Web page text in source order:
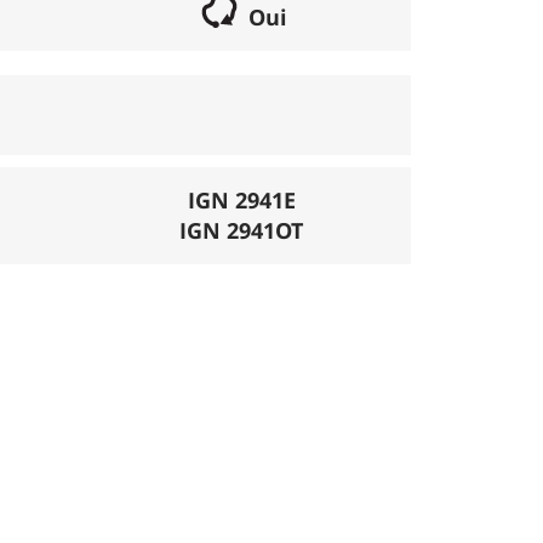
Oui
lorsqu'il s'agit d'une boucle. Les chemins
peut se réaliser avec un vélo semi
La difficulté de la descente est
IGN 2941E
IGN 2941OT